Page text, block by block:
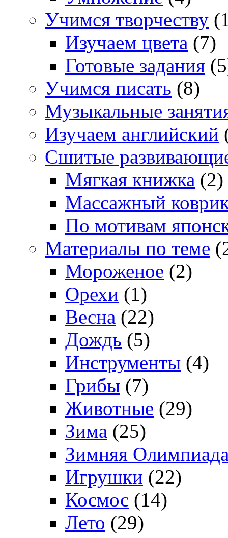
Учимся творчеству
Изучаем цвета (7)
Готовые задания
Учимся писать (8)
Музыкальные
Изучаем английский
Сшитые
Мягкая книжка (2)
Массажный
По мотивам
Материалы по теме
Мороженое (2)
Орехи (1)
Весна (22)
Дождь (5)
Инструменты (4)
Грибы (7)
Животные (29)
Зима (25)
Зимняя
Игрушки (22)
Космос (14)
Лето (29)